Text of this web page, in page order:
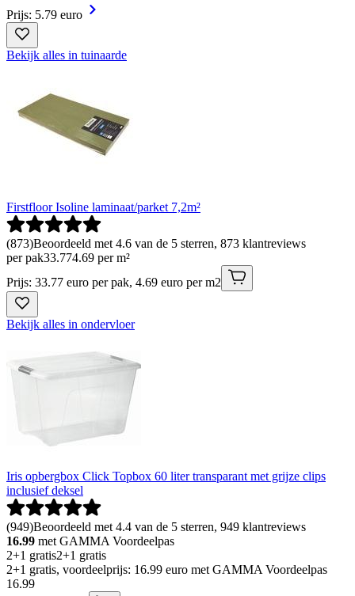
Prijs: 5.79 euro
Bekijk alles in tuinaarde
Firstfloor Isoline laminaat/parket 7,2m²
(873)Beoordeeld met 4.6 van de 5 sterren, 873 klantreviews
per pak33.774.69 per m²
Prijs: 33.77 euro per pak, 4.69 euro per m2
Bekijk alles in ondervloer
Iris opbergbox Click Topbox 60 liter transparant met grijze clips
inclusief deksel
(949)Beoordeeld met 4.4 van de 5 sterren, 949 klantreviews
16.99 met GAMMA Voordeelpas
2+1 gratis2+1 gratis
2+1 gratis, voordeelprijs: 16.99 euro met GAMMA Voordeelpas
16.99